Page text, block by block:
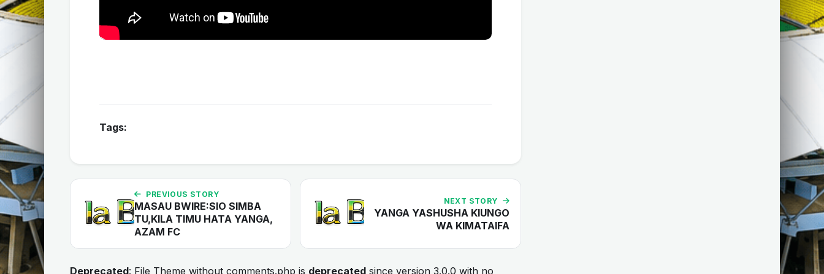
Tags:
PREVIOUS STORY
MASAU BWIRE:SIO SIMBA
TU,KILA TIMU HATA YANGA,
AZAM FC
NEXT STORY
YANGA YASHUSHA KIUNGO
WA KIMATAIFA
Deprecated: File Theme without comments.php is deprecated since version 3.0.0 with no